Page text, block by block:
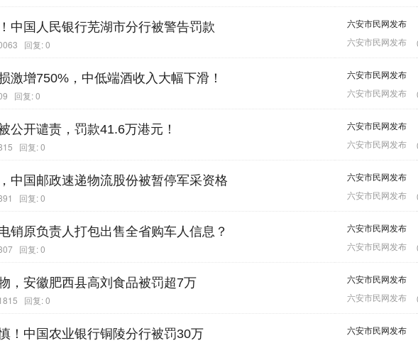
中国人民银行芜湖市分行被警告罚款
回复:0
六安市民网发布
六安市民网发布
激增750%，中低端酒收入大幅下滑！
回复:0
六安市民网发布
六安市民网发布
公开谴责，罚款41.6万港元！
回复:0
六安市民网发布
六安市民网发布
中国邮政速递物流股份被暂停军采资格
回复:0
六安市民网发布
六安市民网发布
销原负责人打包出售全省购车人信息？
回复:0
六安市民网发布
六安市民网发布
，安徽肥西县高刘食品被罚超7万
回复:0
六安市民网发布
六安市民网发布
！中国农业银行铜陵分行被罚30万 六安市民网发布